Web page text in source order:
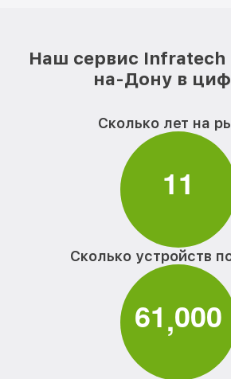
Наш сервис Infratech
на-Дону в
Сколько лет на
11
Сколько устройств
61,000